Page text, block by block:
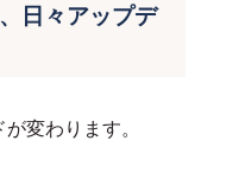
日々アップデ
変わります。